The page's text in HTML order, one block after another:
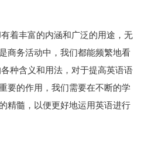
着丰富的内涵和广泛的用途，无
商务活动中，我们都能频繁地看
种含义和用法，对于提高英语语
要的作用，我们需要在不断的学
精髓，以便更好地运用英语进行